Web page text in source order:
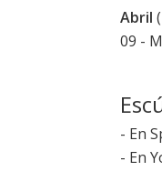
Abril
09 -
- En
- En